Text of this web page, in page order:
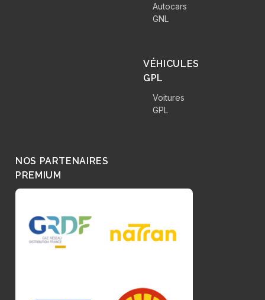
Autocars
GNL
VÉHICULES
GPL
Voitures
GPL
NOS PARTENAIRES
PREMIUM